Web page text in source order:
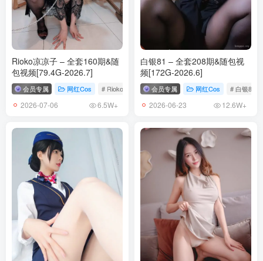
Rioko凉凉子 – 全套160期&随
包视频[79.4G-2026.7]
会员专属 网红Cos # Rioko凉凉子
2026-07-06 6.5W+
白银81 – 全套208期&随包视
频[172G-2026.6]
会员专属 网红Cos # 白银81
2026-06-23 12.6W+